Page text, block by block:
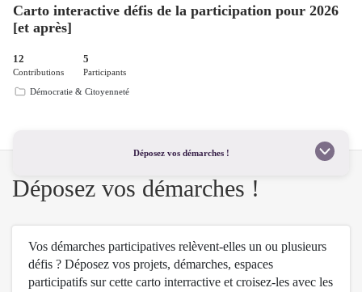
Carto interactive défis de la participation pour 2026
[et après]
12
Contributions
5
Participants
Démocratie & Citoyenneté
Déposez vos démarches !
Déposez vos démarches !
Vos démarches participatives relèvent-elles un ou plusieurs
défis ? Déposez vos projets, démarches, espaces
participatifs sur cette carto interractive et croisez-les avec les